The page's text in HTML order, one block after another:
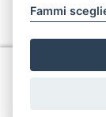
Fammi